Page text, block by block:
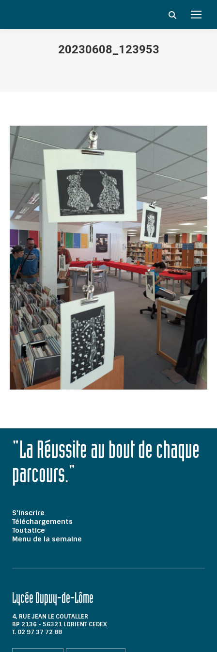
Search:
20230608_123953
"La Réussite au bout de chaque
parcours."
S'inscrire
Téléchargements
Toutatice
Menu de la semaine
Lycée Dupuy-de-Lôme
4, RUE JEAN LE COUTALLER
BP 2136 - 56321 LORIENT CEDEX
T. 02 97 37 72 88